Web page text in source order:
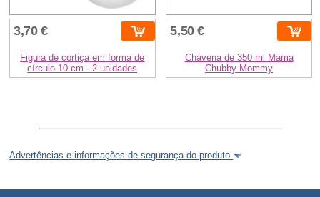
3,70 €
Figura de cortiça em forma de
círculo 10 cm - 2 unidades
5,50 €
Chávena de 350 ml Mama
Chubby Mommy
Advertências e informações de segurança do produto